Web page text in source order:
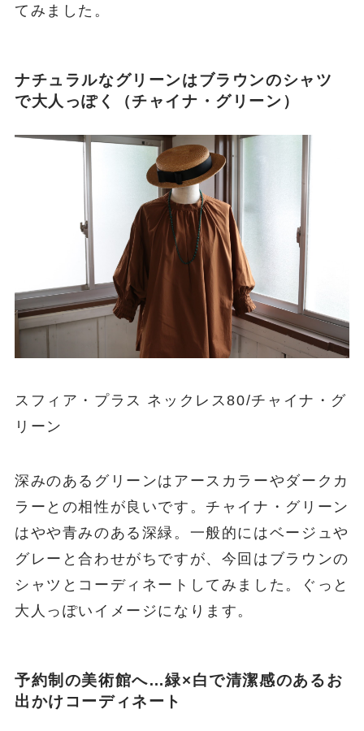
てみました。
ナチュラルなグリーンはブラウンのシャツ
で大人っぽく（チャイナ・グリーン）
スフィア・プラス ネックレス80/チャイナ・グ
リーン
深みのあるグリーンはアースカラーやダークカ
ラーとの相性が良いです。チャイナ・グリーン
はやや青みのある深緑。一般的にはベージュや
グレーと合わせがちですが、今回はブラウンの
シャツとコーディネートしてみました。ぐっと
大人っぽいイメージになります。
予約制の美術館へ…緑×白で清潔感のあるお
出かけコーディネート